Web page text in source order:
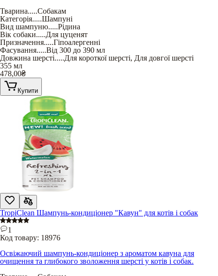
Тварина.....Собакам
Категорія.....Шампуні
Вид шампуню.....Рідина
Вік собаки.....Для цуценят
Призначення.....Гіпоалергенні
Фасування.....Від 300 до 390 мл
Довжина шерсті.....Для короткої шерсті, Для довгої шерсті
355 мл
478,00₴
Купити
TropiClean Шампунь-кондиціонер "Кавун" для котів і собак
1
Код товару: 18976
Освіжаючий шампунь-кондиціонер з ароматом кавуна для
очищення та глибокого зволоження шерсті у котів і собак.